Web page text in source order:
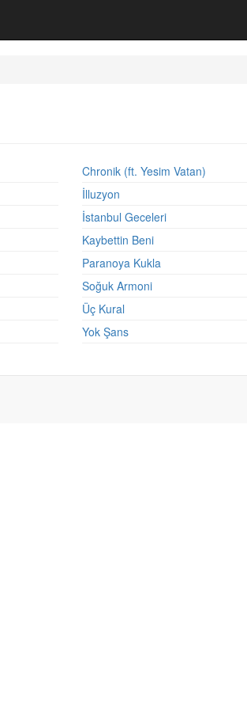
Chronik (ft. Yesim Vatan)
İlluzyon
İstanbul Geceleri
Kaybettin Beni
Paranoya Kukla
Soğuk Armoni
Üç Kural
Yok Şans